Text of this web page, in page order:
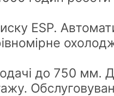
ESP.
до 750 мм.